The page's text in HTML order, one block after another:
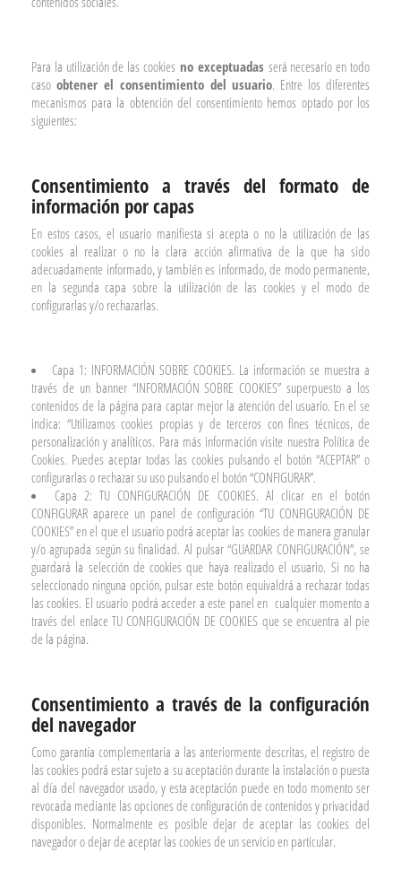
Para la utilización de las cookies no exceptuadas será necesario en todo
caso obtener el consentimiento del usuario. Entre los diferentes
mecanismos para la obtención del consentimiento hemos optado por los
siguientes:
Consentimiento a través del formato de
información por capas
En estos casos, el usuario manifiesta si acepta o no la utilización de las
cookies al realizar o no la clara acción afirmativa de la que ha sido
adecuadamente informado, y también es informado, de modo permanente,
en la segunda capa sobre la utilización de las cookies y el modo de
configurarlas y/o rechazarlas.
Capa 1: INFORMACIÓN SOBRE COOKIES. La información se muestra a
través de un banner “INFORMACIÓN SOBRE COOKIES” superpuesto a los
contenidos de la página para captar mejor la atención del usuario. En el se
indica: “Utilizamos cookies propias y de terceros con fines técnicos, de
personalización y analíticos. Para más información visite nuestra Política de
Cookies. Puedes aceptar todas las cookies pulsando el botón “ACEPTAR” o
configurarlas o rechazar su uso pulsando el botón “CONFIGURAR”.
Capa 2: TU CONFIGURACIÓN DE COOKIES. Al clicar en el botón
CONFIGURAR aparece un panel de configuración “TU CONFIGURACIÓN DE
COOKIES” en el que el usuario podrá aceptar las cookies de manera granular
y/o agrupada según su finalidad. Al pulsar “GUARDAR CONFIGURACIÓN”, se
guardará la selección de cookies que haya realizado el usuario. Si no ha
seleccionado ninguna opción, pulsar este botón equivaldrá a rechazar todas
las cookies. El usuario podrá acceder a este panel en cualquier momento a
través del enlace TU CONFIGURACIÓN DE COOKIES que se encuentra al pie
de la página.
Consentimiento a través de la configuración
del navegador
Como garantía complementaria a las anteriormente descritas, el registro de
las cookies podrá estar sujeto a su aceptación durante la instalación o puesta
al día del navegador usado, y esta aceptación puede en todo momento ser
revocada mediante las opciones de configuración de contenidos y privacidad
disponibles. Normalmente es posible dejar de aceptar las cookies del
navegador o dejar de aceptar las cookies de un servicio en particular.